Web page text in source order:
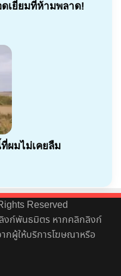
เยี่ยมที่ห้ามพลาด!
ผมไม่เคยลืม
Reserved
งก์พันธมิตร หากคลิกลิงก์
กผู้ให้บริการโฆษณาหรือ